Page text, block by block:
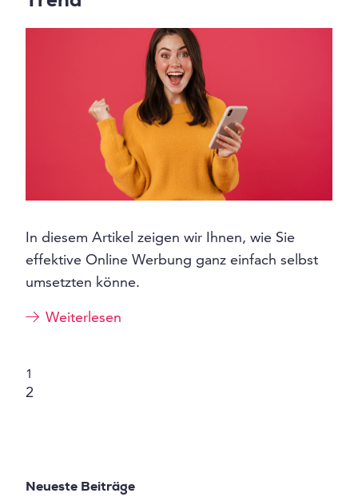
Neueste Beiträge
In diesem Artikel zeigen wir Ihnen, wie Sie
effektive Online Werbung ganz einfach selbst
umsetzten könne.
Weiterlesen
1
2